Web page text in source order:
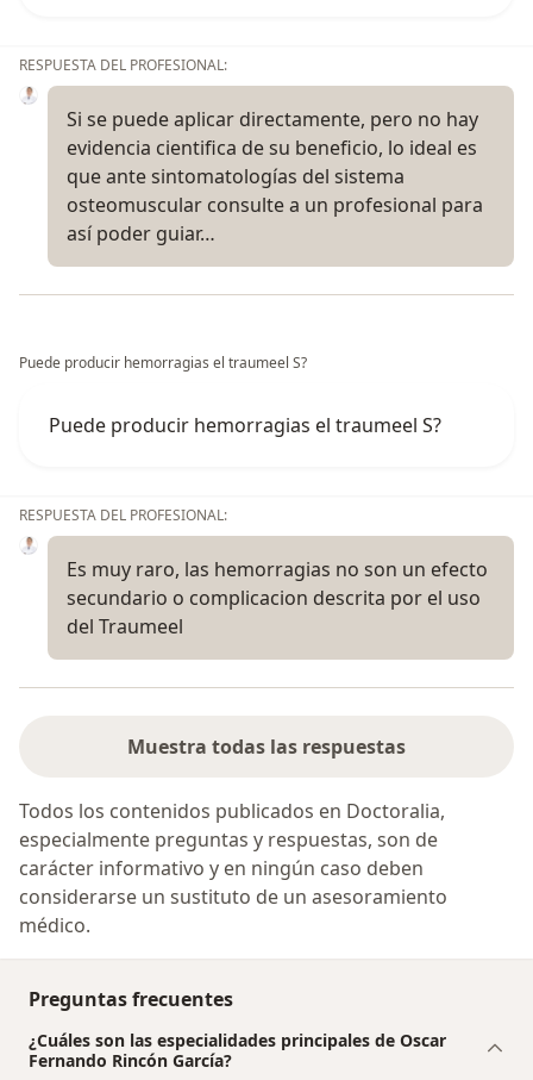
RESPUESTA DEL PROFESIONAL:
Si se puede aplicar directamente, pero no hay
evidencia cientifica de su beneficio, lo ideal es
que ante sintomatologías del sistema
osteomuscular consulte a un profesional para
así poder guiar…
Puede producir hemorragias el traumeel S?
Puede producir hemorragias el traumeel S?
RESPUESTA DEL PROFESIONAL:
Es muy raro, las hemorragias no son un efecto
secundario o complicacion descrita por el uso
del Traumeel
Muestra todas las respuestas
Todos los contenidos publicados en Doctoralia,
especialmente preguntas y respuestas, son de
carácter informativo y en ningún caso deben
considerarse un sustituto de un asesoramiento
médico.
Preguntas frecuentes
¿Cuáles son las especialidades principales de Oscar
Fernando Rincón García?